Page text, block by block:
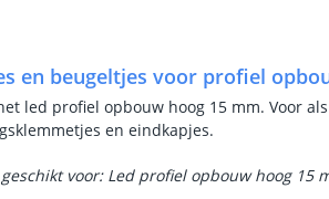
en beugeltjes voor profiel
led profiel opbouw hoog 15 mm. Voor
en eindkapjes.
voor: Led profiel opbouw hoog 15